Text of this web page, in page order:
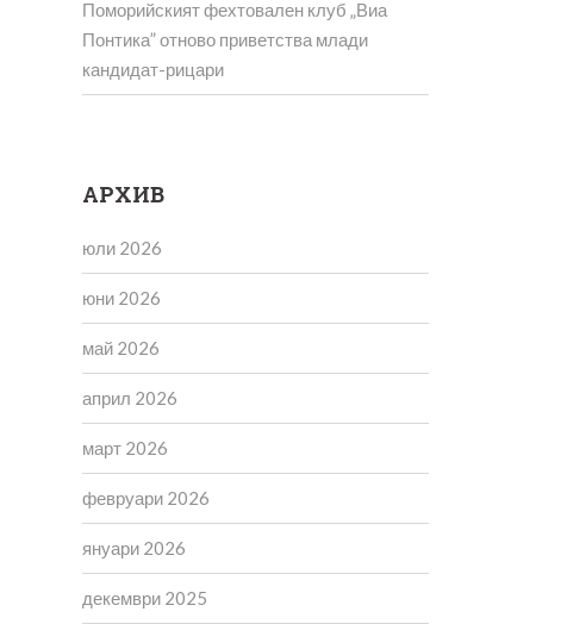
Поморийският фехтовален клуб „Виа
Понтика” отново приветства млади
кандидат-рицари
АРХИВ
юли 2026
юни 2026
май 2026
април 2026
март 2026
февруари 2026
януари 2026
декември 2025